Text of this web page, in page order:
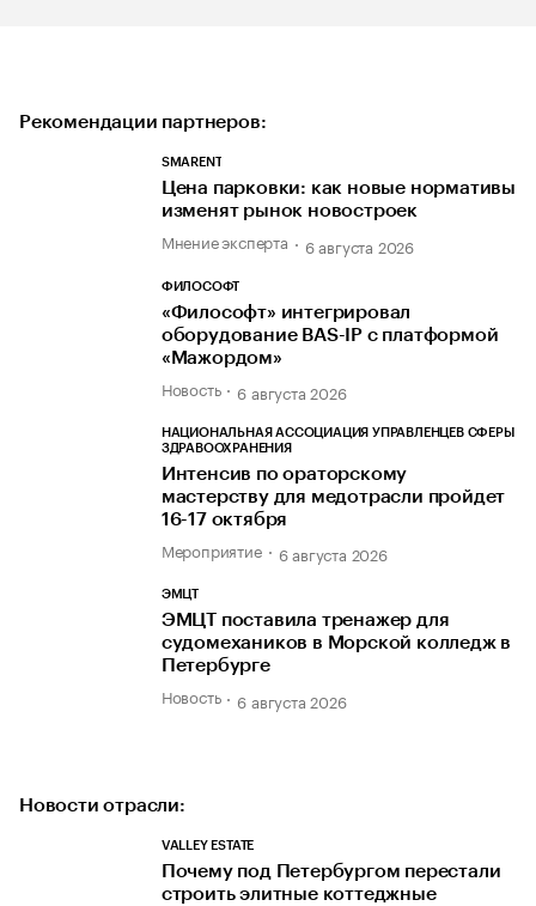
Рекомендации партнеров:
SMARENT
Цена парковки: как новые нормативы
изменят рынок новостроек
Мнение эксперта 6 августа 2026
ФИЛОСОФТ
«Философт» интегрировал
оборудование BAS-IP с платформой
«Мажордом»
Новость 6 августа 2026
НАЦИОНАЛЬНАЯ АССОЦИАЦИЯ УПРАВЛЕНЦЕВ СФЕРЫ
ЗДРАВООХРАНЕНИЯ
Интенсив по ораторскому
мастерству для медотрасли пройдет
16-17 октября
Мероприятие 6 августа 2026
ЭМЦТ
ЭМЦТ поставила тренажер для
судомехаников в Морской колледж в
Петербурге
Новость 6 августа 2026
Новости отрасли:
VALLEY ESTATE
Почему под Петербургом перестали
строить элитные коттеджные